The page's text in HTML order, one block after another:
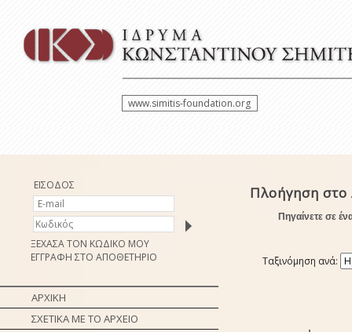
www.simitis-foundation.org
ΕΙΣΟΔΟΣ
ΞΕΧΑΣΑ ΤΟΝ ΚΩΔΙΚΟ ΜΟΥ
ΕΓΓΡΑΦΗ ΣΤΟ ΑΠΟΘΕΤΗΡΙΟ
ΑΡΧΙΚΗ
ΣΧΕΤΙΚΑ ΜΕ ΤΟ ΑΡΧΕΙΟ
Πλοήγηση
Πηγαίνετε σε
Ταξινόμηση ανά: